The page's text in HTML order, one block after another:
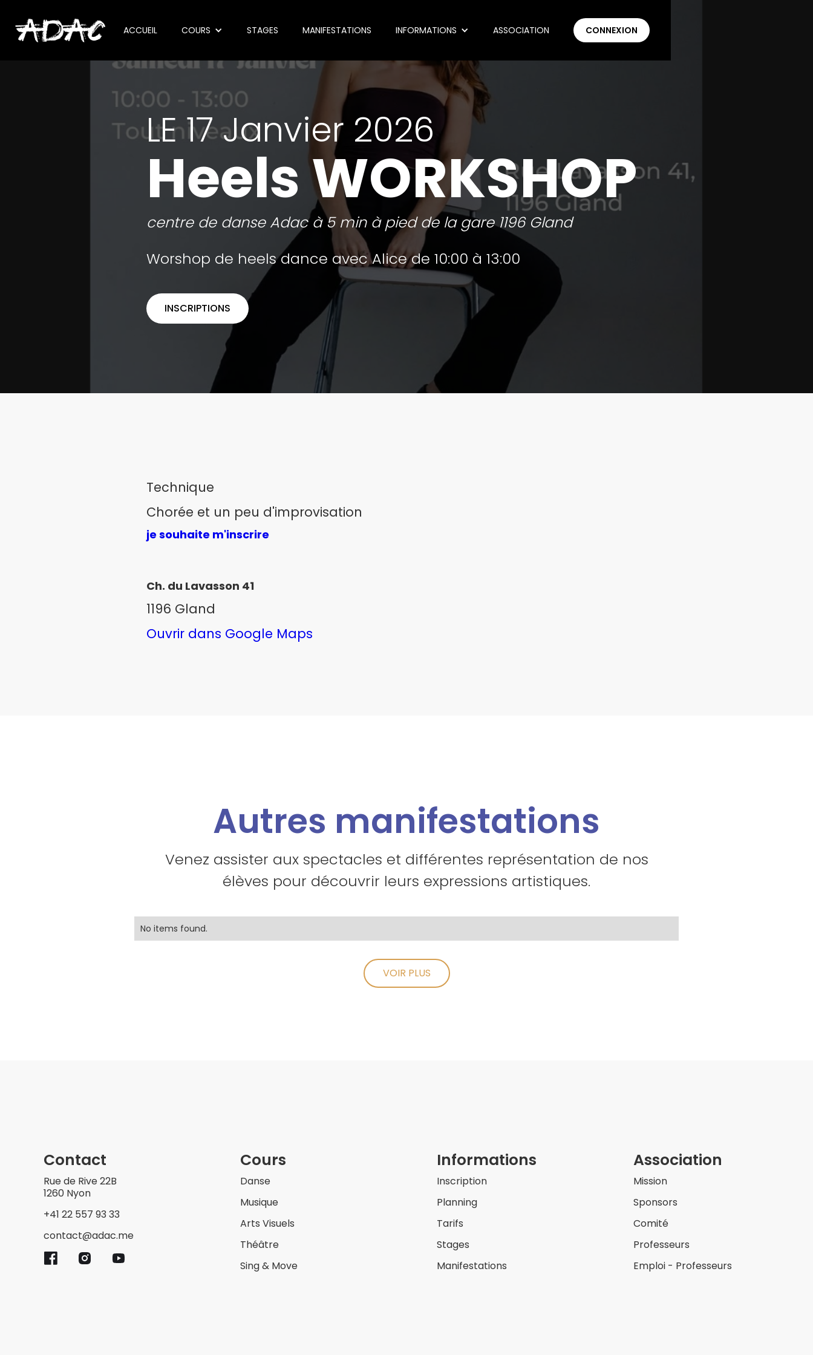
ACCUEIL COURS STAGES MANIFESTATIONS INFORMATIONS ASSOCIATION CONNEXION
LE 17 Janvier 2026
Heels WORKSHOP
centre de danse Adac à 5 min à pied de la gare 1196 Gland
Worshop de heels dance avec Alice de 10:00 à 13:00
INSCRIPTIONS
Technique
Chorée et un peu d'improvisation
je souhaite m'inscrire
Ch. du Lavasson 41
1196 Gland
Ouvrir dans Google Maps
Autres manifestations
Venez assister aux spectacles et différentes représentation de nos
élèves pour découvrir leurs expressions artistiques.
No items found.
VOIR PLUS
Contact
Rue de Rive 22B
1260 Nyon
+41 22 557 93 33
contact@adac.me
Cours
Danse
Musique
Arts Visuels
Théâtre
Sing & Move
Informations
Inscription
Planning
Tarifs
Stages
Manifestations
Association
Mission
Sponsors
Comité
Professeurs
Emploi - Professeurs